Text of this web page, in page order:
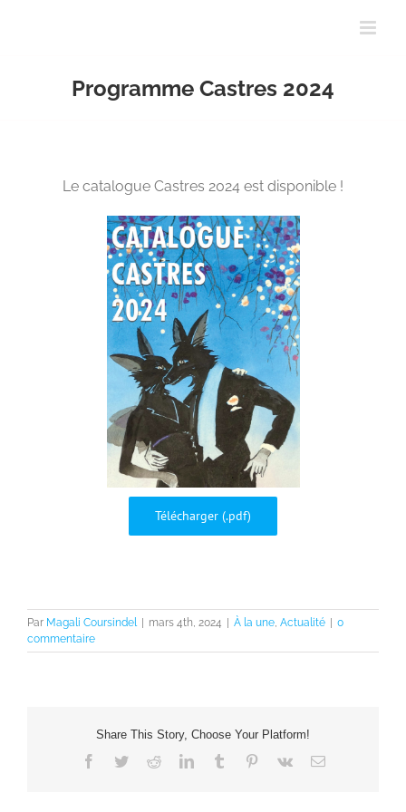
Programme Castres 2024
Le catalogue Castres 2024 est disponible !
Télécharger (.pdf)
Par Magali Coursindel mars 4th, 2024 À la une, Actualité
0
commentaire
Share This Story, Choose Your Platform!
Facebook
TwitterRedditLinkedInTumblr Pinterest
Vk Email